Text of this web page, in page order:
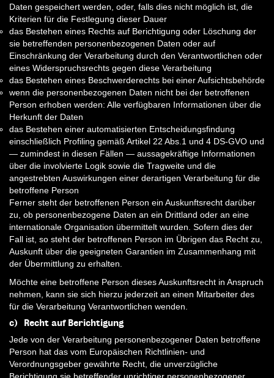
Daten gespeichert werden, oder, falls dies nicht möglich ist, die
Kriterien für die Festlegung dieser Dauer
das Bestehen eines Rechts auf Berichtigung oder Löschung der
sie betreffenden personenbezogenen Daten oder auf
Einschränkung der Verarbeitung durch den Verantwortlichen oder
eines Widerspruchsrechts gegen diese Verarbeitung
das Bestehen eines Beschwerderechts bei einer Aufsichtsbehörde
wenn die personenbezogenen Daten nicht bei der betroffenen
Person erhoben werden: Alle verfügbaren Informationen über die
Herkunft der Daten
das Bestehen einer automatisierten Entscheidungsfindung
einschließlich Profiling gemäß Artikel 22 Abs.1 und 4 DS-GVO und
— zumindest in diesen Fällen — aussagekräftige Informationen
über die involvierte Logik sowie die Tragweite und die
angestrebten Auswirkungen einer derartigen Verarbeitung für die
betroffene Person
Ferner steht der betroffenen Person ein Auskunftsrecht darüber
zu, ob personenbezogene Daten an ein Drittland oder an eine
internationale Organisation übermittelt wurden. Sofern dies der
Fall ist, so steht der betroffenen Person im Übrigen das Recht zu,
Auskunft über die geeigneten Garantien im Zusammenhang mit
der Übermittlung zu erhalten.
Möchte eine betroffene Person dieses Auskunftsrecht in Anspruch
nehmen, kann sie sich hierzu jederzeit an einen Mitarbeiter des
für die Verarbeitung Verantwortlichen wenden.
c) Recht auf Berichtigung
Jede von der Verarbeitung personenbezogener Daten betroffene
Person hat das vom Europäischen Richtlinien- und
Verordnungsgeber gewährte Recht, die unverzügliche